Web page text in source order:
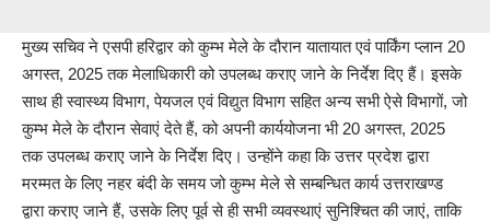
मुख्य सचिव ने एसपी हरिद्वार को कुम्भ मेले के दौरान यातायात एवं पार्किंग प्लान 20
अगस्त, 2025 तक मेलाधिकारी को उपलब्ध कराए जाने के निर्देश दिए हैं। इसके
साथ ही स्वास्थ्य विभाग, पेयजल एवं विद्युत विभाग सहित अन्य सभी ऐसे विभागों, जो
कुम्भ मेले के दौरान सेवाएं देते हैं, को अपनी कार्ययोजना भी 20 अगस्त, 2025
तक उपलब्ध कराए जाने के निर्देश दिए। उन्होंने कहा कि उत्तर प्रदेश द्वारा
मरम्मत के लिए नहर बंदी के समय जो कुम्भ मेले से सम्बन्धित कार्य उत्तराखण्ड
द्वारा कराए जाने हैं, उसके लिए पूर्व से ही सभी व्यवस्थाएं सुनिश्चित की जाएं, ताकि